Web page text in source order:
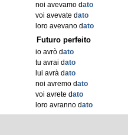
noi avevamo dato
voi avevate dato
loro avevano dato
Futuro perfeito
io avrò dato
tu avrai dato
lui avrà dato
noi avremo dato
voi avrete dato
loro avranno dato